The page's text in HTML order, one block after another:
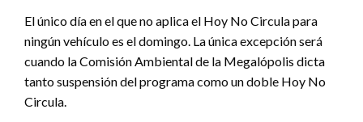
El único día en el que no aplica el Hoy No Circula para
ningún vehículo es el domingo. La única excepción será
cuando la Comisión Ambiental de la Megalópolis dicta
tanto suspensión del programa como un doble Hoy No
Circula.